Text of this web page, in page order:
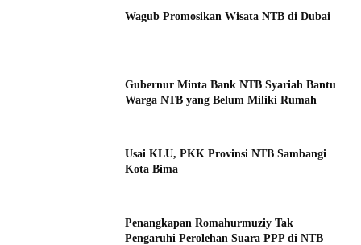
Wagub Promosikan Wisata NTB di Dubai
Gubernur Minta Bank NTB Syariah Bantu
Warga NTB yang Belum Miliki Rumah
Usai KLU, PKK Provinsi NTB Sambangi
Kota Bima
Penangkapan Romahurmuziy Tak
Pengaruhi Perolehan Suara PPP di NTB